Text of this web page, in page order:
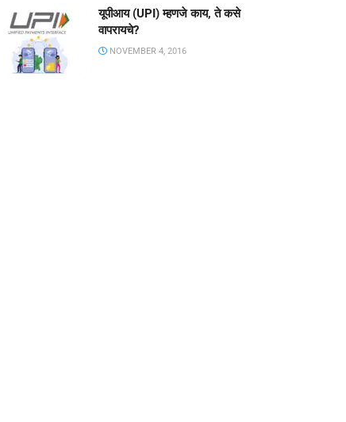
यूपीआय (UPI) म्हणजे काय, ते कसे
वापरायचे?
NOVEMBER 4, 2016